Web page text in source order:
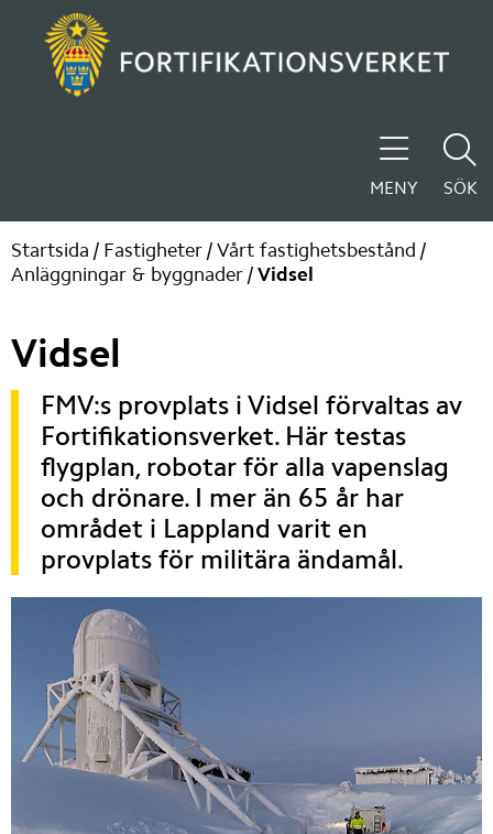
MENY SÖK
Startsida / Fastigheter/Vårt fastighetsbestånd /
Anläggningar & byggnader/Vidsel
Vidsel
FMV:s provplats i Vidsel förvaltas av
Fortifikationsverket. Här testas
flygplan, robotar för alla vapenslag
och drönare. I mer än 65 år har
området i Lappland varit en
provplats för militära ändamål.